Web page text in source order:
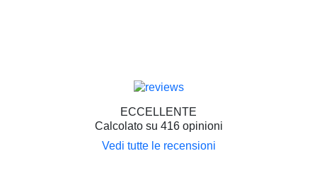
ECCELLENTE
Calcolato su 416 opinioni
Vedi tutte le recensioni